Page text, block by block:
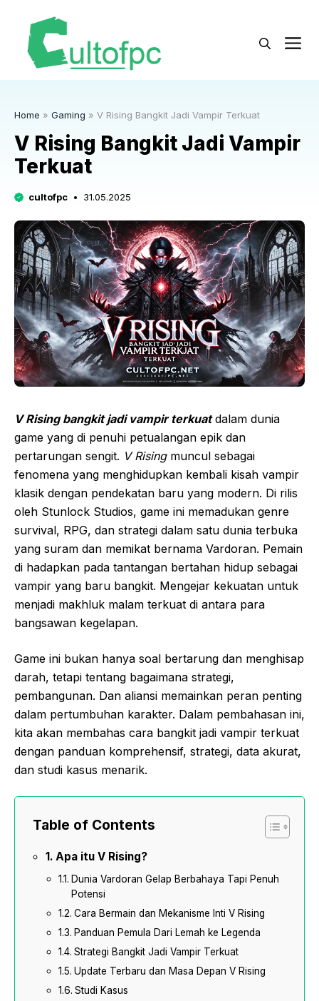
Home » Gaming » V Rising Bangkit Jadi Vampir Terkuat
V Rising Bangkit Jadi Vampir
Terkuat
cultofpc 31.05.2025
V Rising bangkit jadi vampir terkuatdalam dunia
game yang di penuhi petualangan epik dan
pertarungan sengit. V Risingmuncul sebagai
fenomena yang menghidupkan kembali kisah vampir
klasik dengan pendekatan baru yang modern. Di rilis
oleh Stunlock Studios, game ini memadukan genre
survival, RPG, dan strategi dalam satu dunia terbuka
yang suram dan memikat bernama Vardoran. Pemain
di hadapkan pada tantangan bertahan hidup sebagai
vampir yang baru bangkit. Mengejar kekuatan untuk
menjadi makhluk malam terkuat di antara para
bangsawan kegelapan.
Game ini bukan hanya soal bertarung dan menghisap
darah, tetapi tentang bagaimana strategi,
pembangunan. Dan aliansi memainkan peran penting
dalam pertumbuhan karakter. Dalam pembahasan ini,
kita akan membahas cara bangkit jadi vampir terkuat
dengan panduan komprehensif, strategi, data akurat,
dan studi kasus menarik.
Table of Contents
Apa itu V Rising?
Dunia Vardoran Gelap Berbahaya Tapi Penuh
Potensi
Cara Bermain dan Mekanisme Inti V Rising
Panduan Pemula Dari Lemah ke Legenda
Strategi Bangkit Jadi Vampir Terkuat
Update Terbaru dan Masa Depan V Rising
Studi Kasus